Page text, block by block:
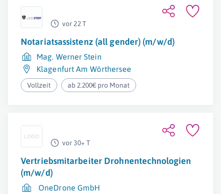
vor 22 T
Notariatsassistenz (all gender) (m/w/d)
Mag. Werner Stein
Klagenfurt Am Wörthersee
Vollzeit ab 2.200€ pro Monat
vor 30+ T
Vertriebsmitarbeiter Drohnentechnologien
(m/w/d)
OneDrone GmbH